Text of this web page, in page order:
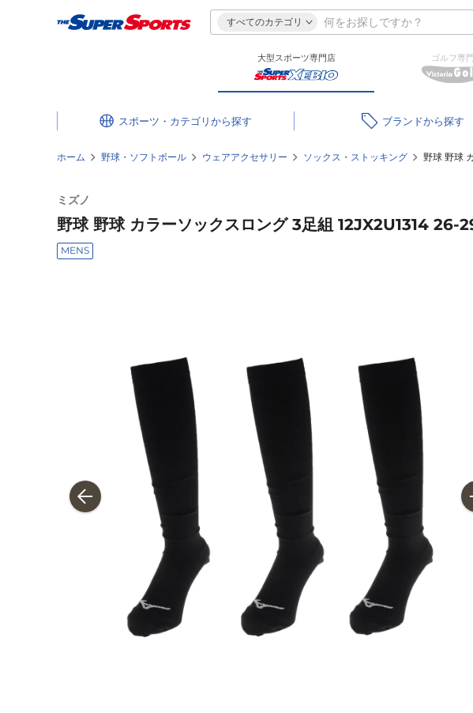
すべてのカテゴリ
大型スポーツ専門店 ゴルフ専門
スポーツ・カテゴリ ブランド
ホーム 野球・ソフトボール ウェアアクセサリー ソックス・ストッキング 野球 野球
ミズノ
野球 野球 カラーソックスロング 3足組 12JX2U1314 26-
MENS